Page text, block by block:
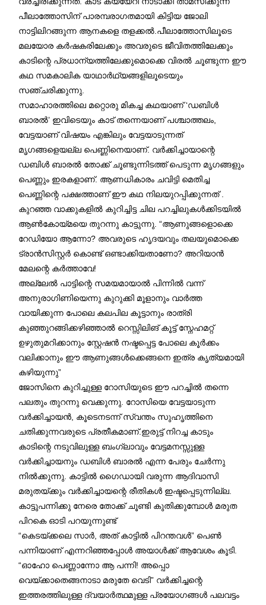
പീലാത്തോസിന് പാരമ്പരാഗതമായി കിട്ടിയ ജോലി
നാട്ടിലിറങ്ങുന്ന ആനകളെ തളക്കൽ.പീലാത്തോസിലൂടെ
മലയോര കർഷകരിലേക്കും അവരുടെ ജീവിതത്തിലേക്കും
കാടിന്റെ പ്രധാന്യത്തിലേക്കുമൊക്കെ വിരൽ ചൂണ്ടുന്ന ഈ
കഥ സമകാലിക യാഥാർഥ്യങ്ങളിലൂടെയും
സഞ്ചരിക്കുന്നു.
സമാഹാരത്തിലെ മറ്റൊരു മികച്ച കഥയാണ് ‘ഡബിൾ
ബാരൽ’ ഇവിടെയും കാട് തന്നെയാണ് പശ്ചാത്തലം,
വേട്ടയാണ് വിഷയം എങ്കിലും വേട്ടയാടുന്നത്
മൃഗങ്ങളെയല്ല പെണ്ണിനെയാണ്. വർക്കിച്ചായാന്റെ
ഡബിൾ ബാരൽ തോക്ക് ചൂണ്ടുന്നിടത്ത് പെടുന്ന മൃഗങ്ങളും
പെണ്ണും ഇരകളാണ്. ആണധികാരം ചവിട്ടി മെതിച്ച
പെണ്ണിന്റെ പക്ഷത്താണ് ഈ കഥ നിലയുറപ്പിക്കുന്നത് .
കുറഞ്ഞ വാക്കുകളിൽ കുറിച്ചിട്ട ചില പറച്ചിലുകൾക്കിടയിൽ
ആൺകോയ്മയെ തുറന്നു കാട്ടുന്നു. “ആണുങ്ങളൊക്കെ
റേഡിയോ ആന്നോ? അവരുടെ ഹൃദയവും തലയുമൊക്കെ
ട്രാൻസിസ്റ്റർ കൊണ്ട് ഒണ്ടാക്കിയതാണോ? അറിയാൻ
മേലന്റെ കർത്താവേ!
അല്ലേൽ പാട്ടിന്റെ സമയമായാൽ പിന്നിൽ വന്ന്
അനുരാഗിണിയെന്നു കുറുക്കി മൂളാനും വാർത്ത
വായിക്കുന്ന പോലെ കലപില കൂട്ടാനും രാത്രി
കുഞ്ഞുറങ്ങിക്കഴിഞ്ഞാൽ റെസ്സിലിങ് കൂട്ട് സ്നേഹമറ്റ്
ഉഴുതുമറിക്കാനും സ്റ്റേഷൻ നഷ്ടപ്പെട്ട പോലെ കൂർക്കം
വലിക്കാനും ഈ ആണുങ്ങൾക്കെങ്ങനെ ഇത്ര കൃത്യമായി
കഴിയുന്നു”
ജോസിനെ കുറിച്ചുള്ള റോസിയുടെ ഈ പറച്ചിൽ തന്നെ
പലതും തുറന്നു വെക്കുന്നു. റോസിയെ വേട്ടയാടുന്ന
വർക്കിച്ചായൻ, കൂടെനടന്ന് സ്വന്തം സുഹൃത്തിനെ
ചതിക്കുന്നവരുടെ പ്രതീകമാണ്.ഇരുട്ട് നിറച്ച കാടും
കാടിന്റെ നടുവിലുള്ള ബംഗ്ലാവും വേട്ടമനസ്സുള്ള
വർക്കിച്ചായനും ഡബിൾ ബാരൽ എന്ന പേരും ചേർന്നു
നിൽക്കുന്നു. കാട്ടിൽ ഗൈഡായി വരുന്ന ആദിവാസി
മരുതയ്ക്കും വർക്കിച്ചായന്റെ രീതികൾ ഇഷ്ടപ്പെടുന്നില്ല.
കാട്ടുപന്നിക്കു നേരെ തോക്ക് ചൂണ്ടി കുതിക്കുമ്പോൾ മരുത
പിറകെ ഓടി പറയുന്നുണ്ട്
“കെടയ്ക്കലെ സാർ, അത്‌ കാട്ടിൽ പിറന്തവൾ” പെൺ
പന്നിയാണ് എന്നറിഞ്ഞപ്പോൾ അയാൾക്ക് ആവേശം കൂടി.
“ഓഹോ പെണ്ണാന്നോ ആ പന്നി! അപ്പൊ
വെയ്ക്കാതെങ്ങനാടാ മരുതേ വെടി” വർക്കിച്ചന്റെ
ഇത്തരത്തിലുള്ള ദ്വയാർത്ഥമുള്ള പ്രയോഗങ്ങൾ പലവട്ടം